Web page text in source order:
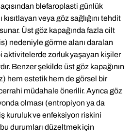
blefaroplasti günlük
veya göz sağlığını tehdit
Üst göz kapağında fazla cilt
nedeniyle görme alanı daralan
aktivitelerde zorluk yaşayan kişiler
Benzer şekilde üst göz kapağının
hem estetik hem de görsel bir
müdahale önerilir. Ayrıca göz
olması (entropiyon ya da
kuruluk ve enfeksiyon riskini
durumları düzeltmek için